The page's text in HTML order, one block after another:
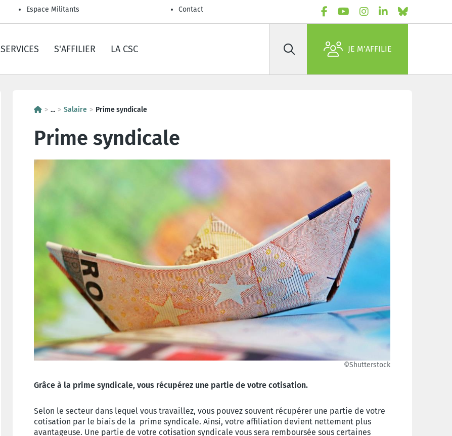
Espace Militants Contact
SERVICES S'AFFILIER LA CSC Rechercher JE M'AFFILIE
... Salaire Prime syndicale
Prime syndicale
©Shutterstock
Grâce à la prime syndicale, vous récupérez une partie de votre cotisation.
Selon le secteur dans lequel vous travaillez, vous pouvez souvent récupérer une partie de votre
cotisation par le biais de la prime syndicale. Ainsi, votre affiliation devient nettement plus
avantageuse. Une partie de votre cotisation syndicale vous sera remboursée sous certaines